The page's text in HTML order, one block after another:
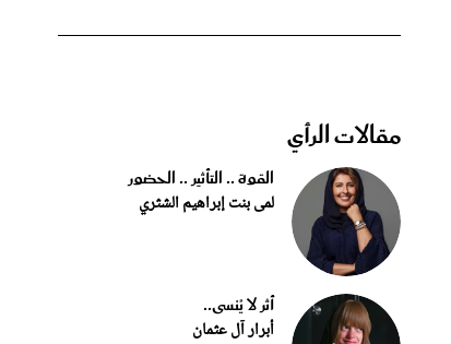
مقالات الرأي
القوة .. التأثير .. الحضور
لمى بنت إبراهيم الشثري
أثر لا يُنسى..
أبرار آل عثمان